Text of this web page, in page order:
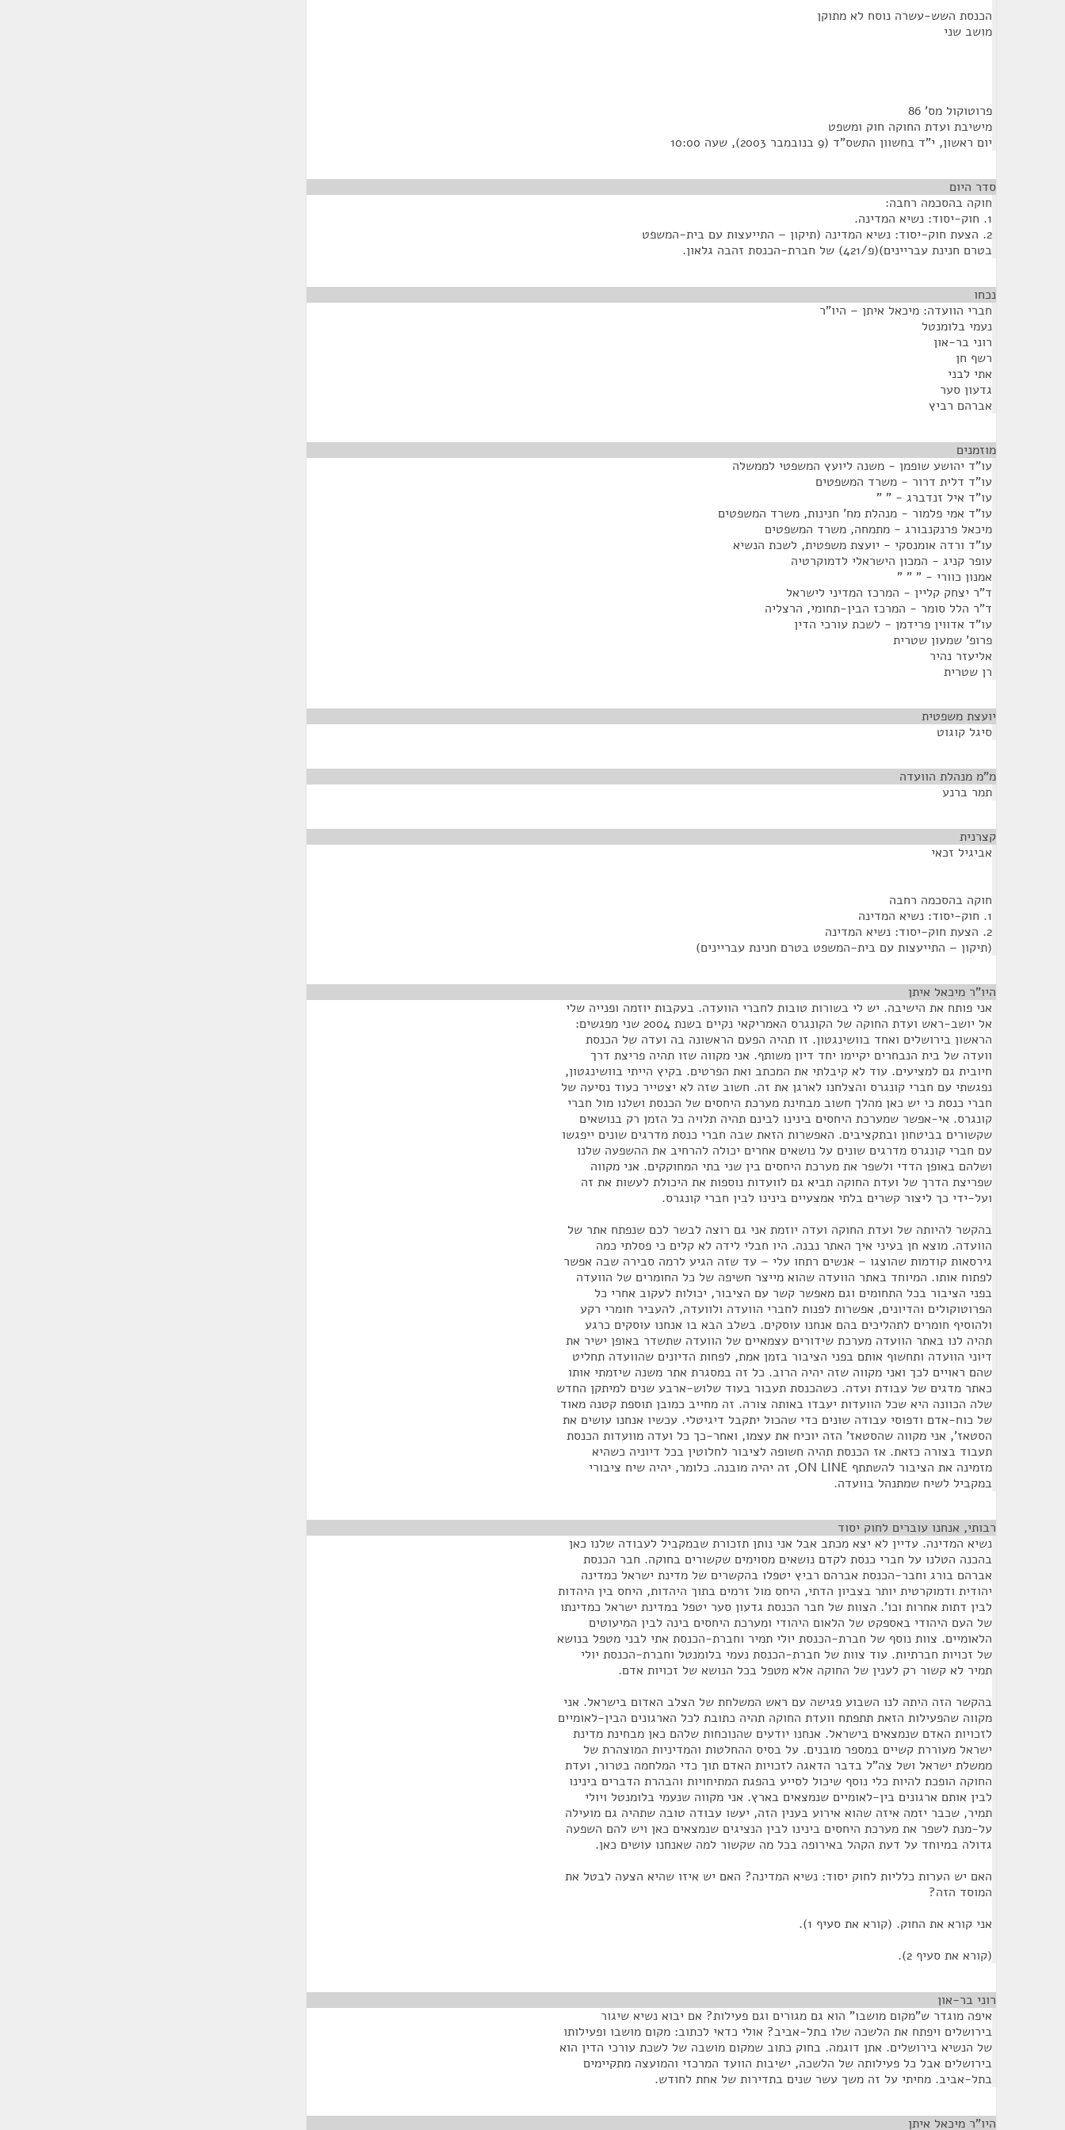
הכנסת השש-עשרה נוסח לא מתוקן
מושב שני
פרוטוקול מס' 86
מישיבת ועדת החוקה חוק ומשפט
יום ראשון, י"ד בחשוון התשס"ד (9 בנובמבר 2003), שעה 10:00
סדר היום
חוקה בהסכמה רחבה:
1. חוק-יסוד: נשיא המדינה.
2. הצעת חוק-יסוד: נשיא המדינה (תיקון – התייעצות עם בית-המשפט
בטרם חנינת עבריינים)(פ/421) של חברת-הכנסת זהבה גלאון.
נכחו
חברי הוועדה: מיכאל איתן – היו"ר
נעמי בלומנטל
רוני בר-און
רשף חן
אתי לבני
גדעון סער
אברהם רביץ
מוזמנים
עו"ד יהושע שופמן - משנה ליועץ המשפטי לממשלה
עו"ד דלית דרור - משרד המשפטים
עו"ד איל זנדברג - " "
עו"ד אמי פלמור - מנהלת מח' חנינות, משרד המשפטים
מיכאל פרנקנבורג - מתמחה, משרד המשפטים
עו"ד ורדה אומנסקי - יועצת משפטית, לשכת הנשיא
עופר קניג - המכון הישראלי לדמוקרטיה
אמנון כוורי - " " "
ד"ר יצחק קליין - המרכז המדיני לישראל
ד"ר הלל סומר - המרכז הבין-תחומי, הרצליה
עו"ד אדווין פרידמן - לשכת עורכי הדין
פרופ' שמעון שטרית
אליעזר נהיר
רן שטרית
יועצת משפטית
סיגל קוגוט
מ"מ מנהלת הוועדה
תמר ברנע
קצרנית
אביגיל זכאי
חוקה בהסכמה רחבה
1. חוק-יסוד: נשיא המדינה
2. הצעת חוק-יסוד: נשיא המדינה
(תיקון – התייעצות עם בית-המשפט בטרם חנינת עבריינים)
היו"ר מיכאל איתן
אני פותח את הישיבה. יש לי בשורות טובות לחברי הוועדה. בעקבות יוזמה ופנייה שלי
אל יושב-ראש ועדת החוקה של הקונגרס האמריקאי נקיים בשנת 2004 שני מפגשים:
הראשון בירושלים ואחד בוושינגטון. זו תהיה הפעם הראשונה בה ועדה של הכנסת
וועדה של בית הנבחרים יקיימו יחד דיון משותף. אני מקווה שזו תהיה פריצת דרך
חיובית גם למציעים. עוד לא קיבלתי את המכתב ואת הפרטים. בקיץ הייתי בוושינגטון,
נפגשתי עם חברי קונגרס והצלחנו לארגן את זה. חשוב שזה לא יצטייר כעוד נסיעה של
חברי כנסת כי יש כאן מהלך חשוב מבחינת מערכת היחסים של הכנסת ושלנו מול חברי
קונגרס. אי-אפשר שמערכת היחסים בינינו לבינם תהיה תלויה כל הזמן רק בנושאים
שקשורים בביטחון ובתקציבים. האפשרות הזאת שבה חברי כנסת מדרגים שונים ייפגשו
עם חברי קונגרס מדרגים שונים על נושאים אחרים יכולה להרחיב את ההשפעה שלנו
ושלהם באופן הדדי ולשפר את מערכת היחסים בין שני בתי המחוקקים. אני מקווה
שפריצת הדרך של ועדת החוקה תביא גם לוועדות נוספות את היכולת לעשות את זה
ועל-ידי כך ליצור קשרים בלתי אמצעיים בינינו לבין חברי קונגרס.
בהקשר להיותה של ועדת החוקה ועדה יוזמת אני גם רוצה לבשר לכם שנפתח אתר של
הוועדה. מוצא חן בעיני איך האתר נבנה. היו חבלי לידה לא קלים כי פסלתי כמה
גירסאות קודמות שהוצגו – אנשים רתחו עלי – עד שזה הגיע לרמה סבירה שבה אפשר
לפתוח אותו. המיוחד באתר הוועדה שהוא מייצר חשיפה של כל החומרים של הוועדה
בפני הציבור בכל התחומים וגם מאפשר קשר עם הציבור, יכולות לעקוב אחרי כל
הפרוטוקולים והדיונים, אפשרות לפנות לחברי הוועדה ולוועדה, להעביר חומרי רקע
ולהוסיף חומרים לתהליכים בהם אנחנו עוסקים. בשלב הבא בו אנחנו עוסקים כרגע
תהיה לנו באתר הוועדה מערכת שידורים עצמאיים של הוועדה שתשדר באופן ישיר את
דיוני הוועדה ותחשוף אותם בפני הציבור בזמן אמת, לפחות הדיונים שהוועדה תחליט
שהם ראויים לכך ואני מקווה שזה יהיה הרוב. כל זה במסגרת אתר משנה שיזמתי אותו
כאתר מדגים של עבודת ועדה. כשהכנסת תעבור בעוד שלוש-ארבע שנים למיתקן החדש
שלה הכוונה היא שכל הוועדות יעבדו באותה צורה. זה מחייב כמובן תוספת קטנה מאוד
של כוח-אדם ודפוסי עבודה שונים כדי שהכול יתקבל דיגיטלי. עכשיו אנחנו עושים את
הסטאז', אני מקווה שהסטאז' הזה יוכיח את עצמו, ואחר-כך כל ועדה מוועדות הכנסת
תעבוד בצורה כזאת. אז הכנסת תהיה חשופה לציבור לחלוטין בכל דיוניה כשהיא
מזמינה את הציבור להשתתף ON LINE, זה יהיה מובנה. כלומר, יהיה שיח ציבורי
במקביל לשיח שמתנהל בוועדה.
רבותי, אנחנו עוברים לחוק יסוד
נשיא המדינה. עדיין לא יצא מכתב אבל אני נותן תזכורת שבמקביל לעבודה שלנו כאן
בהכנה הטלנו על חברי כנסת לקדם נושאים מסוימים שקשורים בחוקה. חבר הכנסת
אברהם בורג וחבר-הכנסת אברהם רביץ יטפלו בהקשרים של מדינת ישראל כמדינה
יהודית ודמוקרטית יותר בצביון הדתי, היחס מול זרמים בתוך היהדות, היחס בין היהדות
לבין דתות אחרות וכו'. הצוות של חבר הכנסת גדעון סער יטפל במדינת ישראל כמדינתו
של העם היהודי באספקט של הלאום היהודי ומערכת היחסים בינה לבין המיעוטים
הלאומיים. צוות נוסף של חברת-הכנסת יולי תמיר וחברת-הכנסת אתי לבני מטפל בנושא
של זכויות חברתיות. עוד צוות של חברת-הכנסת נעמי בלומנטל וחברת-הכנסת יולי
תמיר לא קשור רק לענין של החוקה אלא מטפל בכל הנושא של זכויות אדם.
בהקשר הזה היתה לנו השבוע פגישה עם ראש המשלחת של הצלב האדום בישראל. אני
מקווה שהפעילות הזאת תתפתח וועדת החוקה תהיה כתובת לכל הארגונים הבין-לאומיים
לזכויות האדם שנמצאים בישראל. אנחנו יודעים שהנוכחות שלהם כאן מבחינת מדינת
ישראל מעוררת קשיים במספר מובנים. על בסיס ההחלטות והמדיניות המוצהרת של
ממשלת ישראל ושל צה"ל בדבר הדאגה לזכויות האדם תוך כדי המלחמה בטרור, ועדת
החוקה הופכת להיות כלי נוסף שיכול לסייע בהפגת המתיחויות והבהרת הדברים בינינו
לבין אותם ארגונים בין-לאומיים שנמצאים בארץ. אני מקווה שנעמי בלומנטל ויולי
תמיר, שכבר יזמה איזה שהוא אירוע בענין הזה, יעשו עבודה טובה שתהיה גם מועילה
על-מנת לשפר את מערכת היחסים בינינו לבין הנציגים שנמצאים כאן ויש להם השפעה
גדולה במיוחד על דעת הקהל באירופה בכל מה שקשור למה שאנחנו עושים כאן.
האם יש הערות כלליות לחוק יסוד: נשיא המדינה? האם יש איזו שהיא הצעה לבטל את
המוסד הזה?
אני קורא את החוק. (קורא את סעיף 1).
(קורא את סעיף 2).
רוני בר-און
איפה מוגדר ש"מקום מושבו" הוא גם מגורים וגם פעילות? אם יבוא נשיא שיגור
בירושלים ויפתח את הלשכה שלו בתל-אביב? אולי כדאי לכתוב: מקום מושבו ופעילותו
של הנשיא בירושלים. אתן דוגמה. בחוק כתוב שמקום מושבה של לשכת עורכי הדין הוא
בירושלים אבל כל פעילותה של הלשכה, ישיבות הוועד המרכזי והמועצה מתקיימים
בתל-אביב. מחיתי על זה משך עשר שנים בתדירות של אחת לחודש.
היו"ר מיכאל איתן